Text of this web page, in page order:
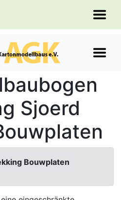
Sjoerd
Bouwplaten